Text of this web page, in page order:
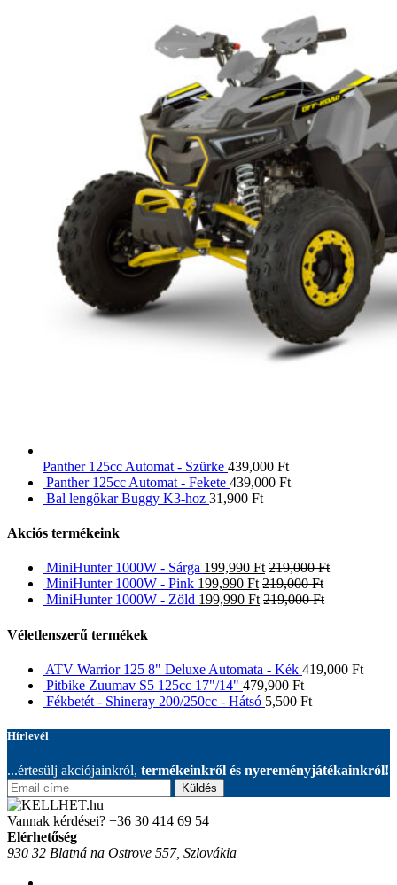
Panther 125cc Automat - Szürke 439,000 Ft
Panther 125cc Automat - Fekete 439,000 Ft
Bal lengőkar Buggy K3-hoz 31,900 Ft
Akciós termékeink
MiniHunter 1000W - Sárga 199,990 Ft 219,000Ft
MiniHunter 1000W - Pink 199,990 Ft 219,000Ft
MiniHunter 1000W - Zöld 199,990 Ft 219,000Ft
Véletlenszerű termékek
ATV Warrior 125 8" Deluxe Automata - Kék 419,000 Ft
Pitbike Zuumav S5 125cc 17"/14" 479,900 Ft
Fékbetét - Shineray 200/250cc - Hátsó 5,500 Ft
Hírlevél
...értesülj akciójainkról, termékeinkről és nyereményjátékainkról!
Küldés
Vannak kérdései? +36 30 414 69 54
Elérhetőség
930 32 Blatná na Ostrove 557, Szlovákia